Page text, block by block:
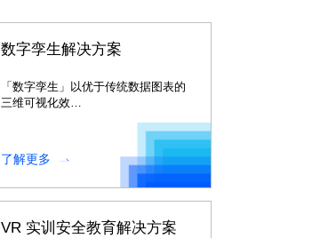
数字孪生解决方案
「数字孪生」以优于传统数据图表的
三维可视化效
同步信息传输监控交互技术实现厂区
园区的整体可视化。。
了解更多
VR 实训安全教育解决方案